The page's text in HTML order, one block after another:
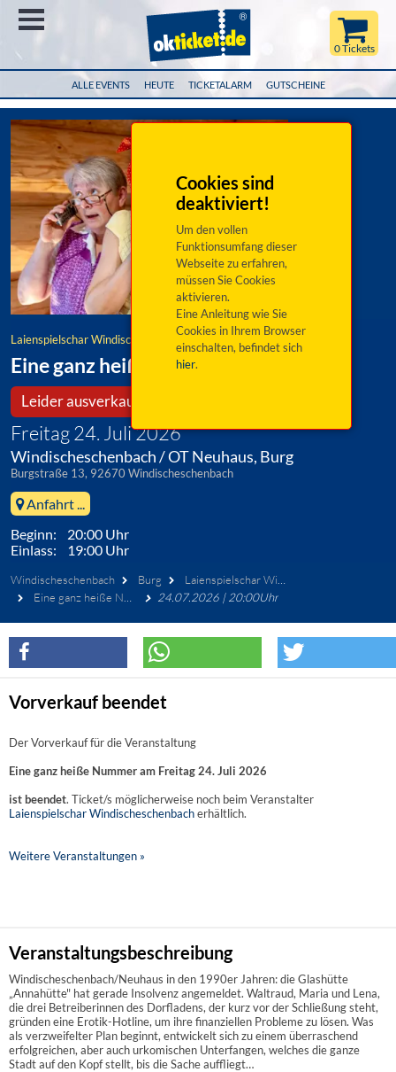
ALLE EVENTS HEUTE TICKETALARM GUTSCHEINE
0 Tickets
Cookies sind
deaktiviert!
Um den vollen
Funktionsumfang dieser
Webseite zu erfahren,
müssen Sie Cookies
aktivieren.
Eine Anleitung wie Sie
Cookies in Ihrem Browser
einschalten, befindet sich
hier.
Laienspielschar Windischeschenbach
Eine ganz heiße Nummer
Leider ausverkauft!
Freitag 24. Juli 2026
Windischeschenbach / OT Neuhaus, Burg
Burgstraße 13, 92670 Windischeschenbach
Anfahrt ...
Beginn: 20:00 Uhr
Einlass: 19:00 Uhr
Windischeschenbach Burg
Laienspielschar Windischeschenbach
Eine ganz heiße Nummer
24.07.2026 | 20:00Uhr
Vorverkauf beendet
Der Vorverkauf für die Veranstaltung
Eine ganz heiße Nummer am Freitag 24. Juli 2026
ist beendet. Ticket/s möglicherweise noch beim Veranstalter
Laienspielschar Windischeschenbacherhältlich.
Weitere Veranstaltungen »
Veranstaltungsbeschreibung
Windischeschenbach/Neuhaus in den 1990er Jahren: die Glashütte
„Annahütte" hat gerade Insolvenz angemeldet. Waltraud, Maria und Lena,
die drei Betreiberinnen des Dorfladens, der kurz vor der Schließung steht,
gründen eine Erotik-Hotline, um ihre finanziellen Probleme zu lösen. Was
als verzweifelter Plan beginnt, entwickelt sich zu einem überraschend
erfolgreichen, aber auch urkomischen Unterfangen, welches die ganze
Stadt auf den Kopf stellt, bis die Sache auffliegt…